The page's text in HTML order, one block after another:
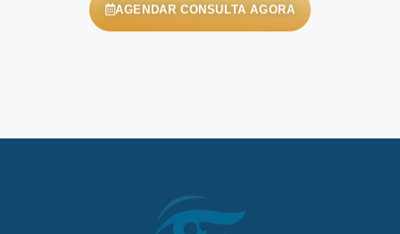
AGENDAR CONSULTA AGORA